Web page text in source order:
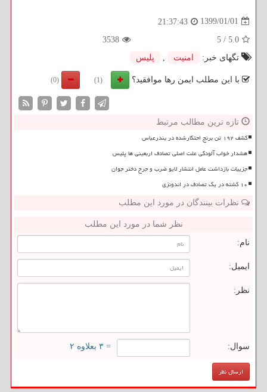
1399/01/01
21:37:43
5.0
/
5
3538
تگهای خبر:
امنیت پلیس
با این مطلب ایمن رها موافقید؟ (1)
(0)
تازه ترین مطالب مرتبط
کشف ۱۹۲ تن برنج احتکارشده در بندرعباس
هشدار خواب آلودگی علت اصلی تصادف اربعینی ها پلیس
جزییات بازداشت عامل انتشار لایو ضرب و جرح دختر جوان
۱۰ کشته در یک تصادف در اندونزی
نظرات بینندگان در مورد این مطلب
نظر شما در مورد این مطلب
نام:
ایمیل:
نظر:
سوال: = ۳ بعلاوه ۲